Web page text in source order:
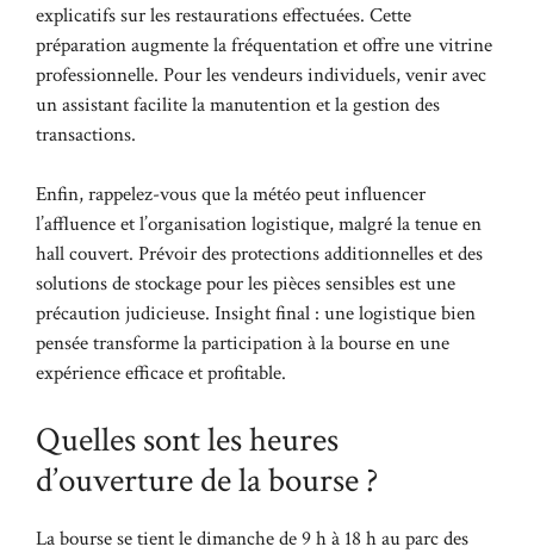
explicatifs sur les restaurations effectuées. Cette
préparation augmente la fréquentation et offre une vitrine
professionnelle. Pour les vendeurs individuels, venir avec
un assistant facilite la manutention et la gestion des
transactions.
Enfin, rappelez-vous que la météo peut influencer
l’affluence et l’organisation logistique, malgré la tenue en
hall couvert. Prévoir des protections additionnelles et des
solutions de stockage pour les pièces sensibles est une
précaution judicieuse. Insight final : une logistique bien
pensée transforme la participation à la bourse en une
expérience efficace et profitable.
Quelles sont les heures
d’ouverture de la bourse ?
La bourse se tient le dimanche de 9 h à 18 h au parc des